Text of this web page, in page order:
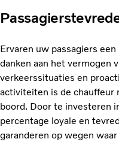
Ervaren uw passagiers
danken aan het vermogen
verkeerssituaties en
activiteiten is de chauffeur
boord. Door te investeren
percentage loyale en
garanderen op wegen